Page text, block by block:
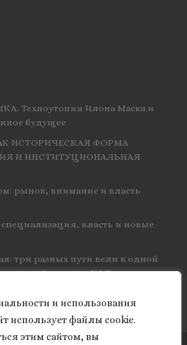
и использования
использует файлы cookie.
этим сайтом, вы
Техноутопия Илона Маска и
будущее
ИСТОРИЧЕСКАЯ ФОРМА
И ИНСТИТУЦИОНАЛЬНАЯ
рынок, внимание и власть
власть и новые
три разных пути вели к одной
объединил КЭД